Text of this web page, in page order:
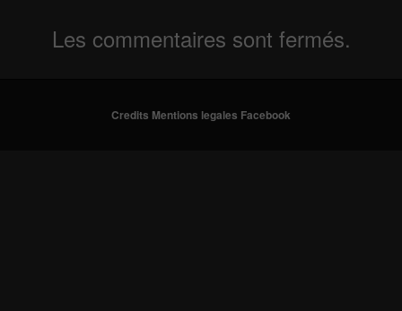
Les commentaires sont fermés.
Credits Mentions legales Facebook